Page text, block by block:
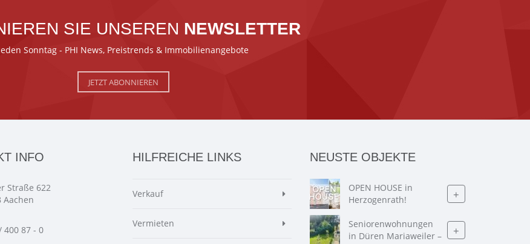
SIE UNSEREN NEWSLETTER
Sonntag - PHI News, Preistrends & Immobilienangebote
JETZT ABONNIEREN
INFO
Straße 622
Aachen
400 87 - 0
HILFREICHE LINKS
Verkauf
Vermieten
NEUSTE OBJEKTE
OPEN HOUSE in
Herzogenrath!
+
Seniorenwohnungen
in Düren Mariaweiler –
+